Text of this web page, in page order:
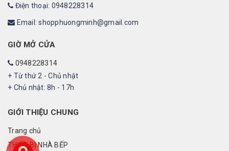
Điện thoại: 0948228314
Email: shopphuongminh@gmail.com
GIỜ MỞ CỬA
0948228314
+ Từ thứ 2 - Chủ nhật
+ Chủ nhật: 8h - 17h
GIỚI THIỆU CHUNG
Trang chủ
THIẾT BỊ NHÀ BẾP